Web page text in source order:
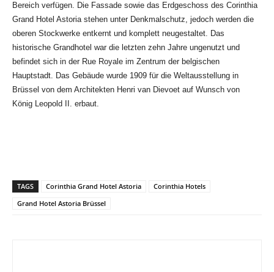
Bereich verfügen. Die Fassade sowie das Erdgeschoss des Corinthia
Grand Hotel Astoria stehen unter Denkmalschutz, jedoch werden die
oberen Stockwerke entkernt und komplett neugestaltet. Das
historische Grandhotel war die letzten zehn Jahre ungenutzt und
befindet sich in der Rue Royale im Zentrum der belgischen
Hauptstadt. Das Gebäude wurde 1909 für die Weltausstellung in
Brüssel von dem Architekten Henri van Dievoet auf Wunsch von
König Leopold II. erbaut.
TAGS Corinthia Grand Hotel Astoria
Corinthia Hotels
Grand Hotel Astoria Brüssel